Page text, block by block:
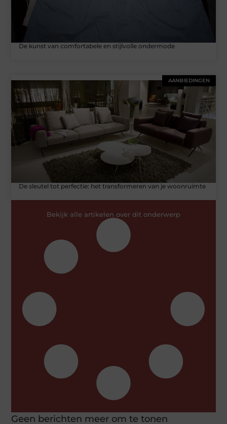
De kunst van comfortabele en stijlvolle ondermode
AANBIEDINGEN
De sleutel tot perfectie: het transformeren van je woonruimte
Bekijk alle artikelen over dit onderwerp
Geen berichten meer om te tonen